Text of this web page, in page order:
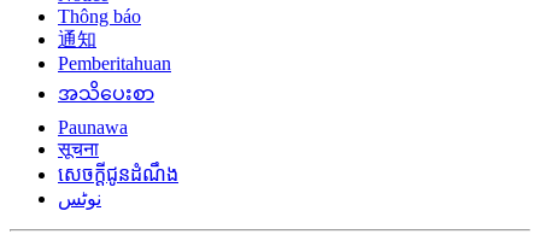
Thông báo
通知
Pemberitahuan
အသိပေးစာ
Paunawa
सूचना
សេចក្តីជូនដំណឹង
نوٹس